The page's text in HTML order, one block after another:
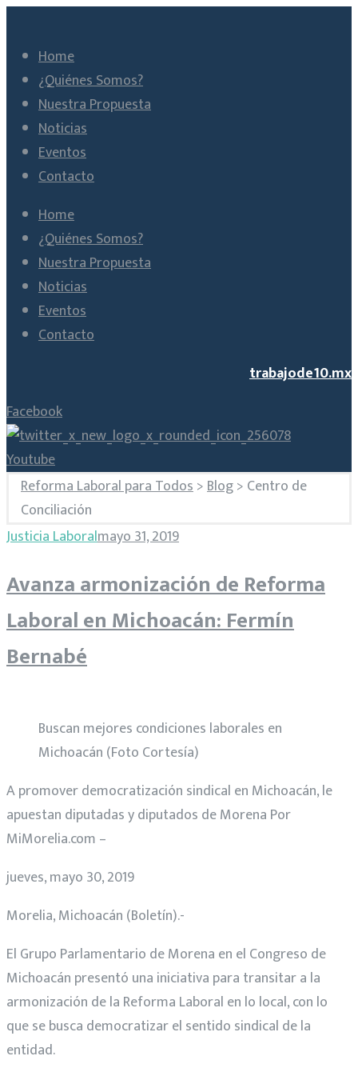
Home
¿Quiénes Somos?
Nuestra Propuesta
Noticias
Eventos
Contacto
Home
¿Quiénes Somos?
Nuestra Propuesta
Noticias
Eventos
Contacto
trabajode10.mx
Facebook
Youtube
Reforma Laboral para Todos>Blog> Centro de
Conciliación
Etiqueta:
Centro
de
Justicia Laboralmayo 31, 2019
Avanza armonización de Reforma
Laboral en Michoacán: Fermín
Bernabé
Buscan mejores condiciones laborales en
Michoacán (Foto Cortesía)
A promover democratización sindical en Michoacán, le
apuestan diputadas y diputados de Morena Por
MiMorelia.com –
jueves, mayo 30, 2019
Morelia, Michoacán (Boletín).-
El Grupo Parlamentario de Morena en el Congreso de
Michoacán presentó una iniciativa para transitar a la
armonización de la Reforma Laboral en lo local, con lo
que se busca democratizar el sentido sindical de la
entidad.